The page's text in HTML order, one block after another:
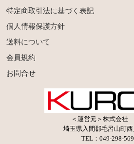
特定商取引法に基づく表記
個人情報保護方針
送料について
会員規約
お問合せ
＜運営元＞株式会社
埼玉県入間郡毛呂山町西
TEL：049-298-